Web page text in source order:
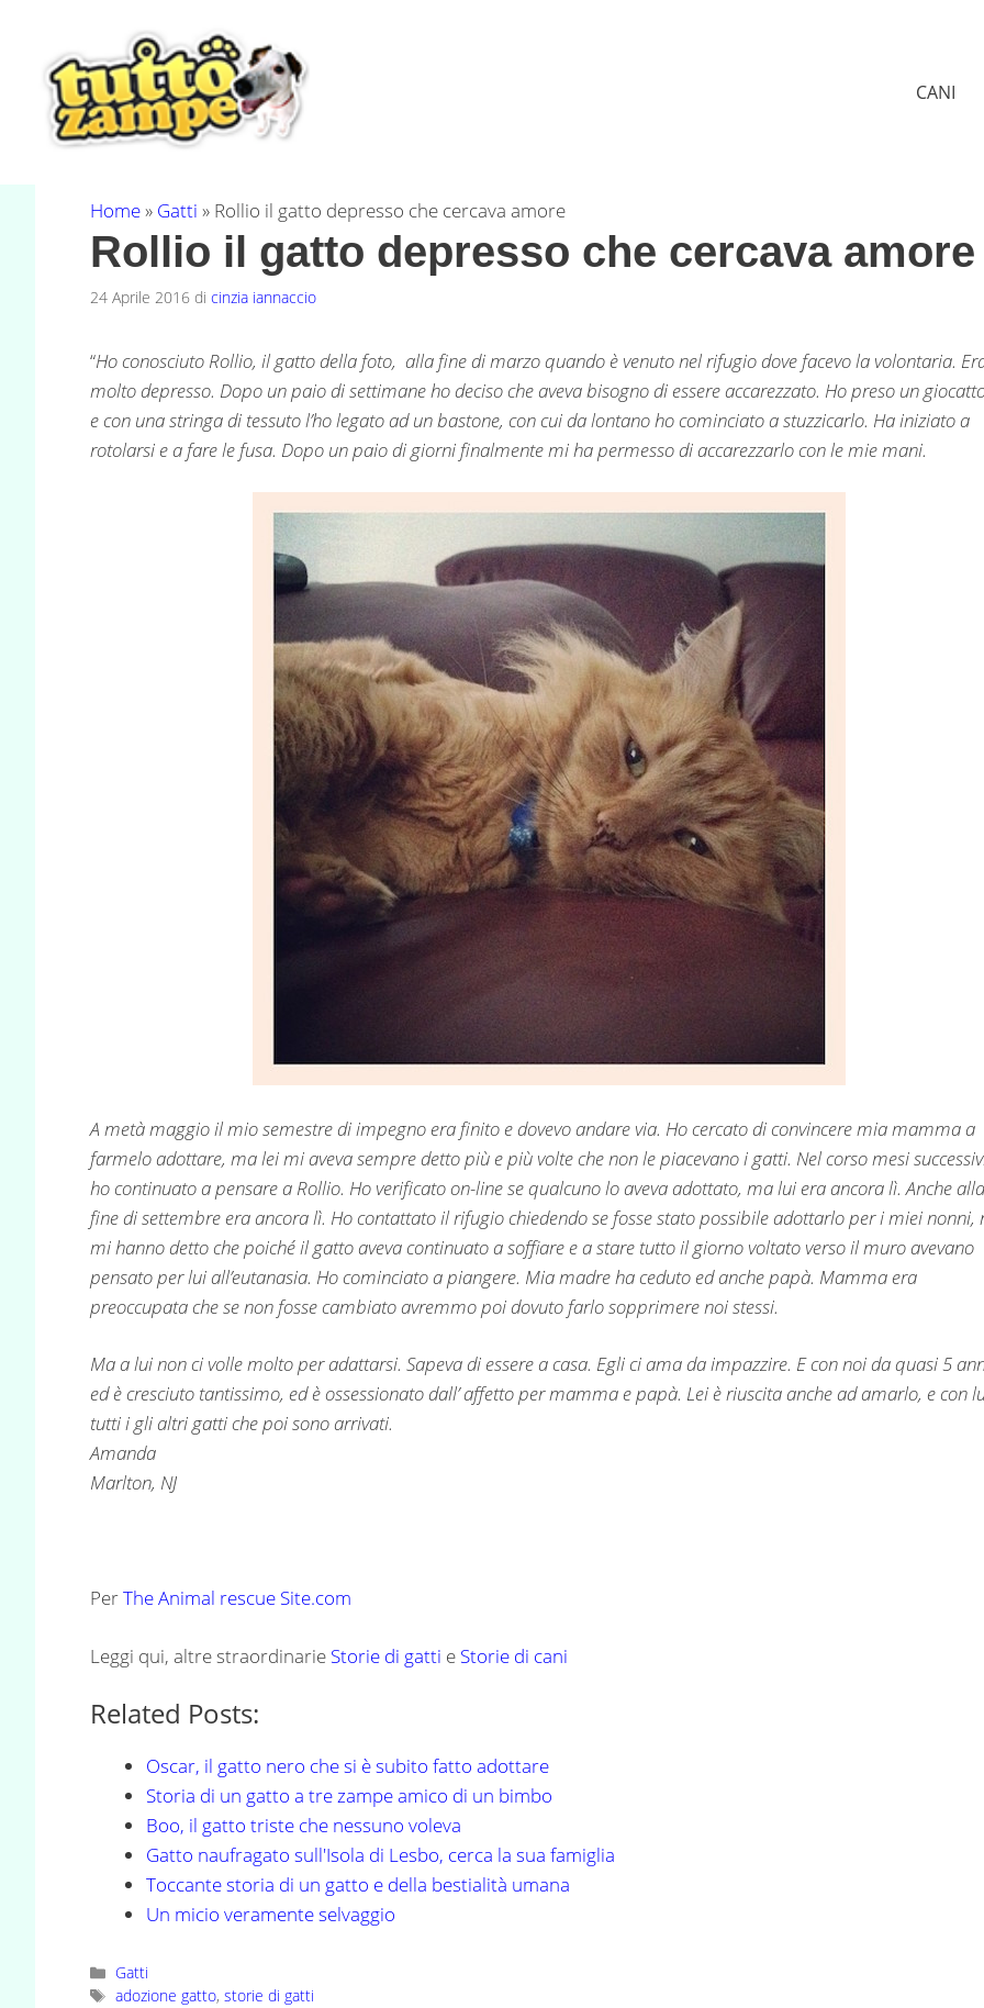
contenuto
CANI
Home» Gatti » Rollio il gatto depresso che cercava amore
Rollio il gatto depresso che cercava amore
24 Aprile 2016 di cinzia iannaccio
“Ho conosciuto Rollio, il gatto della foto, alla fine di marzo quando è venuto nel rifugio dove facevo la volontaria.
molto depresso. Dopo un paio di settimane ho deciso che aveva bisogno di essere accarezzato. Ho preso un
e con una stringa di tessuto l’ho legato ad un bastone, con cui da lontano ho cominciato a stuzzicarlo. Ha iniziato a
rotolarsi e a fare le fusa. Dopo un paio di giorni finalmente mi ha permesso di accarezzarlo con le mie mani.
A metà maggio il mio semestre di impegno era finito e dovevo andare via. Ho cercato di convincere mia mamma a
farmelo adottare, ma lei mi aveva sempre detto più e più volte che non le piacevano i gatti. Nel corso mesi
ho continuato a pensare a Rollio. Ho verificato on-line se qualcuno lo aveva adottato, ma lui era ancora lì. Anche alla
fine di settembre era ancora lì. Ho contattato il rifugio chiedendo se fosse stato possibile adottarlo per i miei nonni,
mi hanno detto che poiché il gatto aveva continuato a soffiare e a stare tutto il giorno voltato verso il muro avevano
pensato per lui all’eutanasia. Ho cominciato a piangere. Mia madre ha ceduto ed anche papà. Mamma era
preoccupata che se non fosse cambiato avremmo poi dovuto farlo sopprimere noi stessi.
Ma a lui non ci volle molto per adattarsi. Sapeva di essere a casa. Egli ci ama da impazzire. E con noi da quasi 5
ed è cresciuto tantissimo, ed è ossessionato dall’ affetto per mamma e papà. Lei è riuscita anche ad amarlo, e con
tutti i gli altri gatti che poi sono arrivati.
Amanda
Marlton, NJ
PerThe Animal rescue Site.com
Leggi qui, altre straordinarie Storie di gatti e Storie di cani
Related Posts:
Oscar, il gatto nero che si è subito fatto adottare
Storia di un gatto a tre zampe amico di un bimbo
Boo, il gatto triste che nessuno voleva
Gatto naufragato sull'Isola di Lesbo, cerca la sua famiglia
Toccante storia di un gatto e della bestialità umana
Un micio veramente selvaggio
Categorie
Gatti
Tag
adozione gatto,storie di gatti